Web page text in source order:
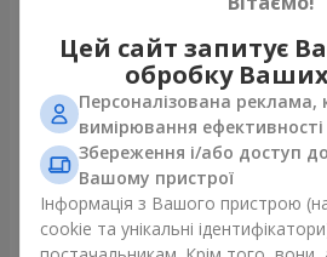
Букет "Хрещатик"
3 856 грн 1
Цей сайт запитує
обробку
Персоналізована реклама,
вимірювання ефективності
Збереження і/або доступ
Вашому пристрої
Інформація з Вашого пристрою
cookie та унікальні